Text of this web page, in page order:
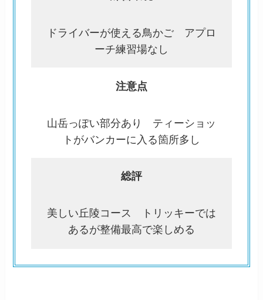
ドライバーが使える鳥かご アプロ
ーチ練習場なし
注意点
山岳っぽい部分あり ティーショッ
トがバンカーに入る箇所多し
総評
美しい丘陵コース トリッキーでは
あるが整備最高で楽しめる